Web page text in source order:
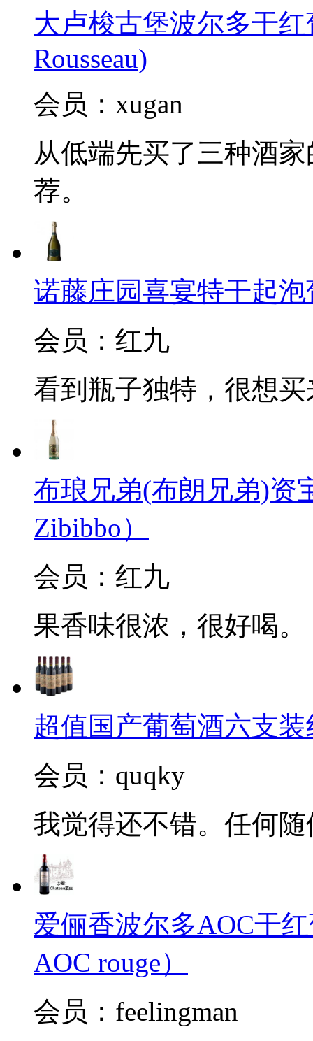
大卢梭古堡波尔多干红
Rousseau)
会员：xugan
从低端先买了三种酒
荐。
诺藤庄园喜宴特干起泡
会员：红九
看到瓶子独特，很想
布琅兄弟(布朗兄弟)资
Zibibbo）
会员：红九
果香味很浓，很好喝。
超值国产葡萄酒六支装
会员：quqky
我觉得还不错。任何
爱俪香波尔多AOC干
AOC rouge）
会员：feelingman